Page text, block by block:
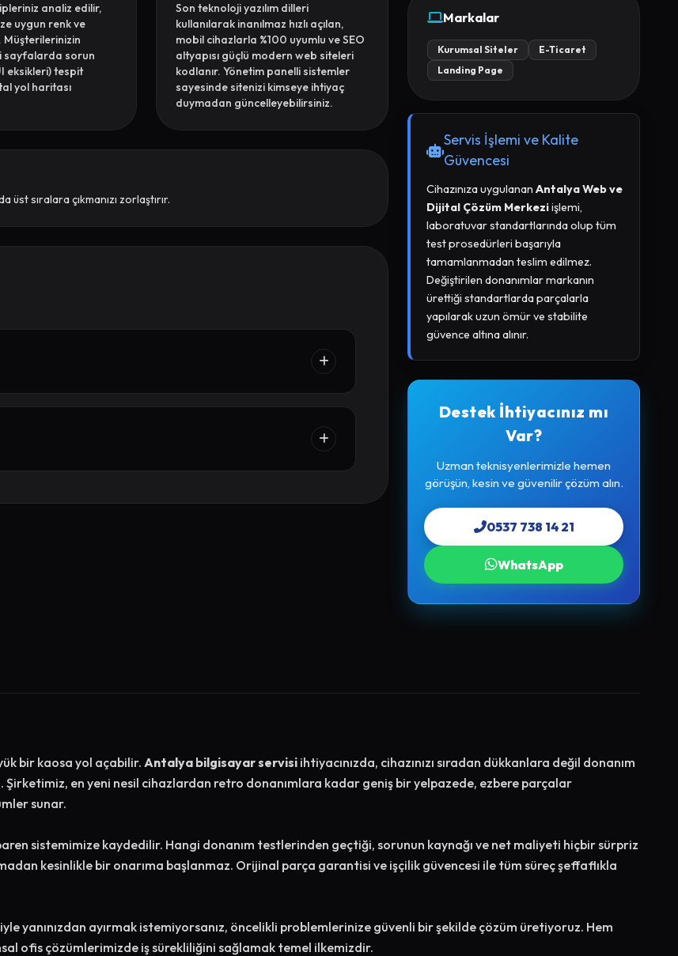
analiz edilir,
uygun renk ve
Müşterilerinizin
sayfalarda sorun
eksikleri) tespit
yol haritası
Son teknoloji yazılım dilleri
kullanılarak inanılmaz hızlı açılan,
mobil cihazlarla %100 uyumlu ve SEO
altyapısı güçlü modern web siteleri
kodlanır. Yönetim panelli sistemler
sayesinde sitenizi kimseye ihtiyaç
duymadan güncelleyebilirsiniz.
üst sıralara çıkmanızı zorlaştırır.
Markalar
Kurumsal Siteler
E-Ticaret
Landing Page
Servis İşlemi ve Kalite
Güvencesi
Cihazınıza uygulanan Antalya Web ve
Dijital Çözüm Merkeziişlemi,
laboratuvar standartlarında olup tüm
test prosedürleri başarıyla
tamamlanmadan teslim edilmez.
Değiştirilen donanımlar markanın
ürettiği standartlarda parçalarla
yapılarak uzun ömür ve stabilite
güvence altına alınır.
Destek İhtiyacınız mı
Var?
Uzman teknisyenlerimizle hemen
görüşün, kesin ve güvenilir çözüm alın.
0537 738 14 21
WhatsApp
bir kaosa yol açabilir. Antalya bilgisayar servisi ihtiyacınızda, cihazınızı sıradan dükkanlara değil donanım
en yeni nesil cihazlardan retro donanımlara kadar geniş bir yelpazede, ezbere parçalar
sunar.
sistemimize kaydedilir. Hangi donanım testlerinden geçtiği, sorunun kaynağı ve net maliyeti hiçbir sürpriz
kesinlikle bir onarıma başlanmaz. Orijinal parça garantisi ve işçilik güvencesi ile tüm süreç şeffaflıkla
yanınızdan ayırmak istemiyorsanız, öncelikli problemlerinize güvenli bir şekilde çözüm üretiyoruz. Hem
ofis çözümlerimizde iş sürekliliğini sağlamak temel ilkemizdir.